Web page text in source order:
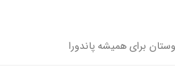
برای همیشه پاندورا